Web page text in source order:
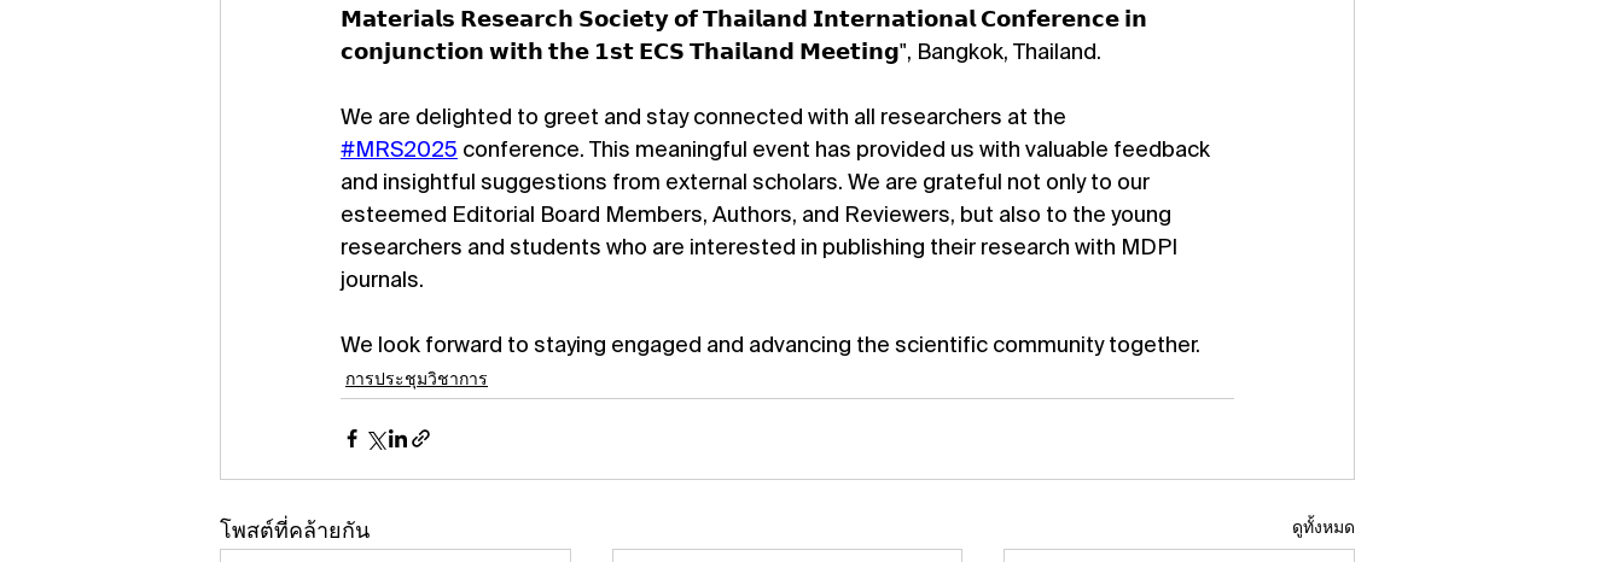
𝗠𝗮𝘁𝗲𝗿𝗶𝗮𝗹𝘀 𝗥𝗲𝘀𝗲𝗮𝗿𝗰𝗵 𝗦𝗼𝗰𝗶𝗲𝘁𝘆 𝗼𝗳 𝗧𝗵𝗮𝗶𝗹𝗮𝗻𝗱 𝗜𝗻𝘁𝗲𝗿𝗻𝗮𝘁𝗶𝗼𝗻𝗮𝗹 𝗖𝗼𝗻𝗳𝗲𝗿𝗲𝗻𝗰𝗲 𝗶𝗻
𝗰𝗼𝗻𝗷𝘂𝗻𝗰𝘁𝗶𝗼𝗻 𝘄𝗶𝘁𝗵 𝘁𝗵𝗲 𝟭𝘀𝘁 𝗘𝗖𝗦 𝗧𝗵𝗮𝗶𝗹𝗮𝗻𝗱 𝗠𝗲𝗲𝘁𝗶𝗻𝗴", Bangkok, Thailand.
We are delighted to greet and stay connected with all researchers at the
#MRS2025 conference. This meaningful event has provided us with valuable feedback
and insightful suggestions from external scholars. We are grateful not only to our
esteemed Editorial Board Members, Authors, and Reviewers, but also to the young
researchers and students who are interested in publishing their research with MDPI
journals.
We look forward to staying engaged and advancing the scientific community together.
การประชุมวิชาการ
โพสต์ที่คล้ายกัน ดูทั้งหมด